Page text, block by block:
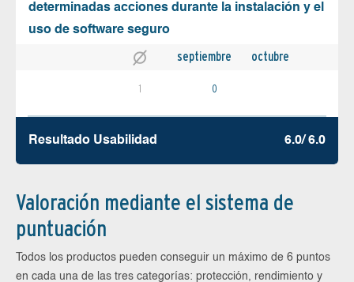
determinadas acciones durante la instalación y el
uso de software seguro
septiembre octubre
1 0
Resultado Usabilidad 6.0/ 6.0
Valoración mediante el sistema de
puntuación
Todos los productos pueden conseguir un máximo de 6 puntos
en cada una de las tres categorías: protección, rendimiento y